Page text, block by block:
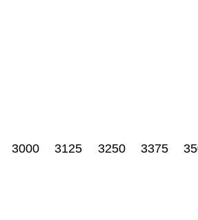
3000 3125 3250 3375